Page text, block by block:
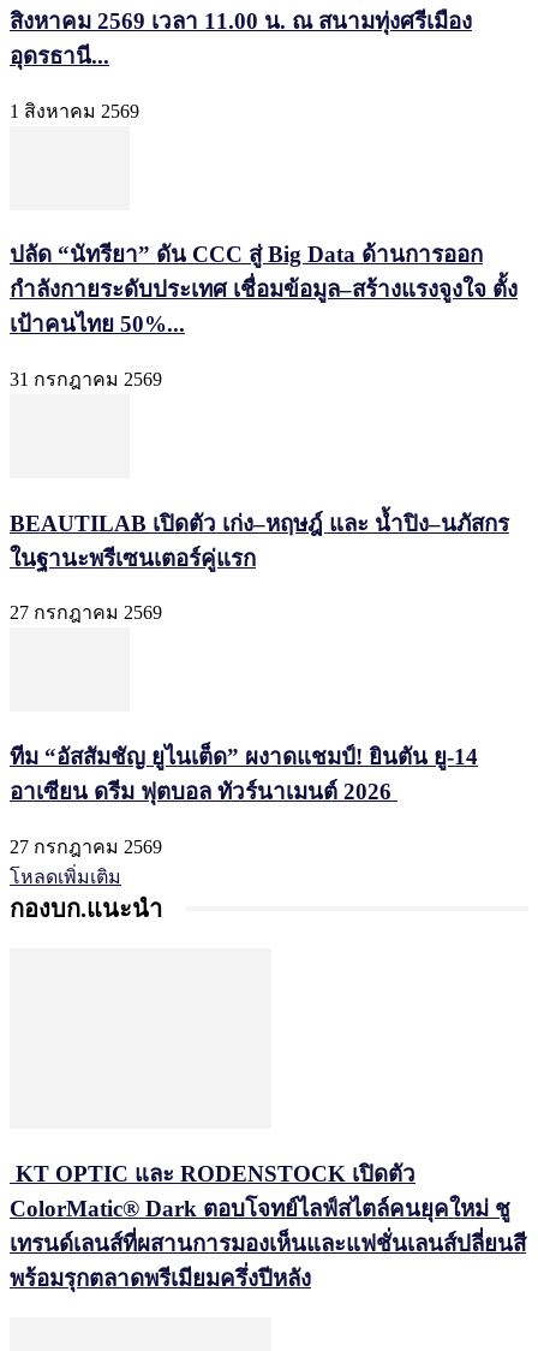
สิงหาคม 2569 เวลา 11.00 น. ณ สนามทุ่งศรีเมือง
อุดรธานี...
1 สิงหาคม 2569
ปลัด “นัทรียา” ดัน CCC สู่ Big Data ด้านการออก
กำลังกายระดับประเทศ เชื่อมข้อมูล–สร้างแรงจูงใจ ตั้ง
เป้าคนไทย 50%...
31 กรกฎาคม 2569
BEAUTILAB เปิดตัว เก่ง–หฤษฎ์ และ น้ำปิง–นภัสกร
ในฐานะพรีเซนเตอร์คู่แรก
27 กรกฎาคม 2569
ทีม “อัสสัมชัญ ยูไนเต็ด” ผงาดแชมป์! ยินตัน ยู-14
อาเซียน ดรีม ฟุตบอล ทัวร์นาเมนต์ 2026
27 กรกฎาคม 2569
โหลดเพิ่มเติม
กองบก.แนะนำ
KT OPTIC และ RODENSTOCK เปิดตัว
ColorMatic® Dark ตอบโจทย์ไลฟ์สไตล์คนยุคใหม่ ชู
เทรนด์เลนส์ที่ผสานการมองเห็นและแฟชั่นเลนส์ปลี่ยนสี
พร้อมรุกตลาดพรีเมียมครึ่งปีหลัง